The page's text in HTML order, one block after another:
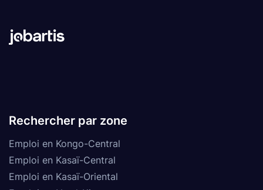
Rechercher par zone
Emploi en Kongo-Central
Emploi en Kasaï-Central
Emploi en Kasaï-Oriental